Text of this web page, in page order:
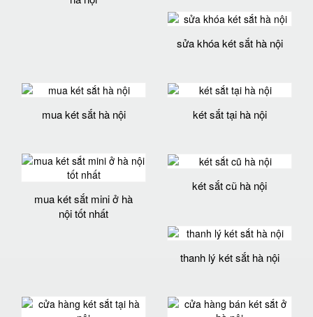
sửa khóa két sắt hà nội
mua két sắt hà nội két sắt tại hà nội
mua két sắt mini ở hà
nội tốt nhất
két sắt cũ hà nội
thanh lý két sắt hà nội